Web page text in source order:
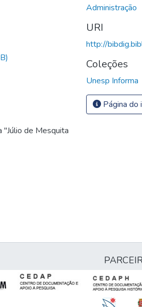
"Júlio de Mesquita
Administração
URI
http://
Coleções
Unesp Informa
Página